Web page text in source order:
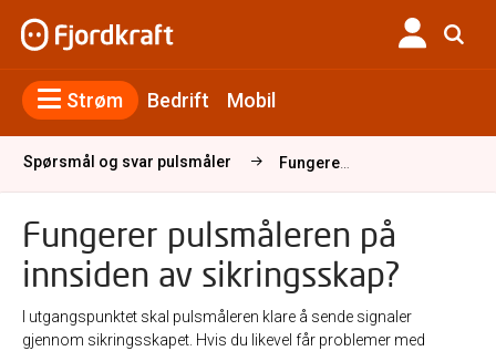
Strøm Bedrift Mobil
Spørsmål og svar pulsmåler Fungerer Puls-måleren på innsiden av sikringsskap?
Fungerer pulsmåleren på
innsiden av sikringsskap?
I utgangspunktet skal pulsmåleren klare å sende signaler
gjennom sikringsskapet. Hvis du likevel får problemer med